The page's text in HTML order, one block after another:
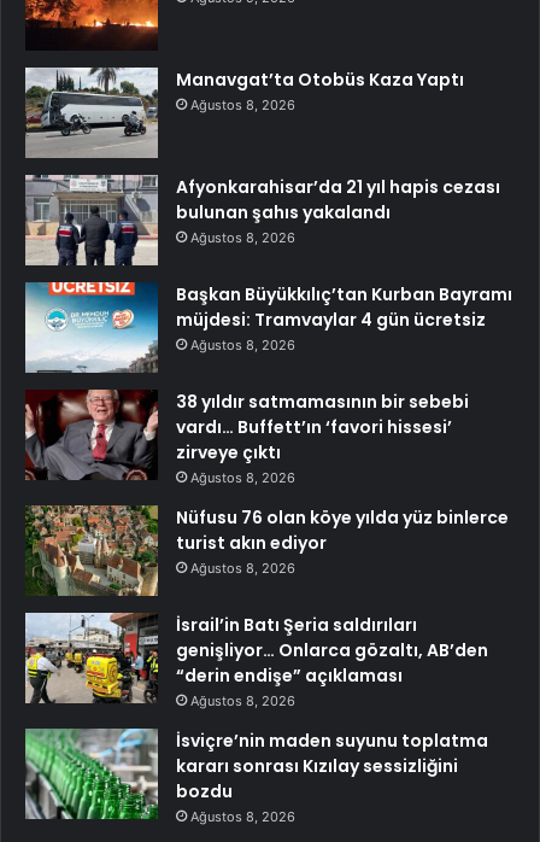
Manavgat’ta Otobüs Kaza Yaptı
Ağustos 8, 2026
Afyonkarahisar’da 21 yıl hapis cezası
bulunan şahıs yakalandı
Ağustos 8, 2026
Başkan Büyükkılıç’tan Kurban Bayramı
müjdesi: Tramvaylar 4 gün ücretsiz
Ağustos 8, 2026
38 yıldır satmamasının bir sebebi
vardı… Buffett’ın ‘favori hissesi’
zirveye çıktı
Ağustos 8, 2026
Nüfusu 76 olan köye yılda yüz binlerce
turist akın ediyor
Ağustos 8, 2026
İsrail’in Batı Şeria saldırıları
genişliyor… Onlarca gözaltı, AB’den
“derin endişe” açıklaması
Ağustos 8, 2026
İsviçre’nin maden suyunu toplatma
kararı sonrası Kızılay sessizliğini
bozdu
Ağustos 8, 2026